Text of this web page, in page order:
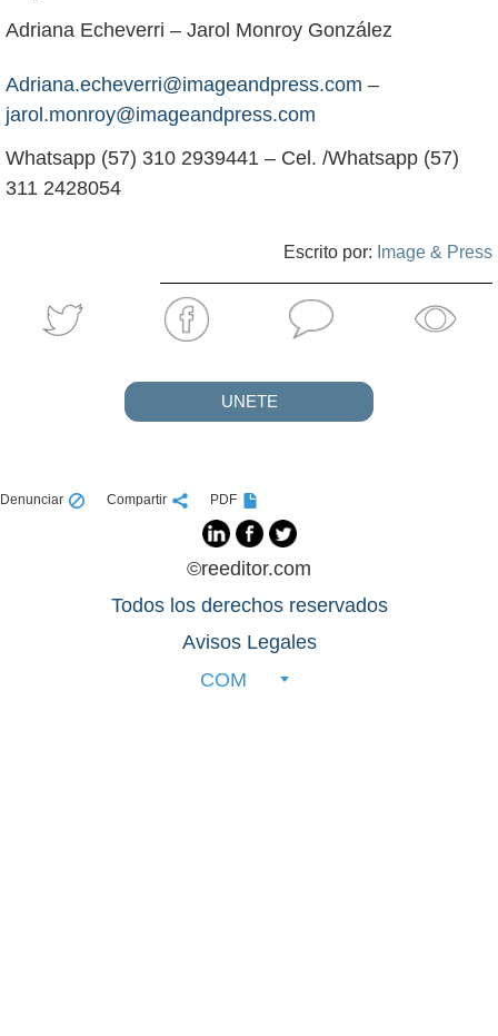
Adriana Echeverri – Jarol Monroy González
Adriana.echeverri@imageandpress.com –
jarol.monroy@imageandpress.com
Whatsapp (57) 310 2939441 – Cel. /Whatsapp (57)
311 2428054
Escrito por: Image & Press
UNETE
Denunciar Compartir PDF
©reeditor.com
Todos los derechos reservados
Avisos Legales